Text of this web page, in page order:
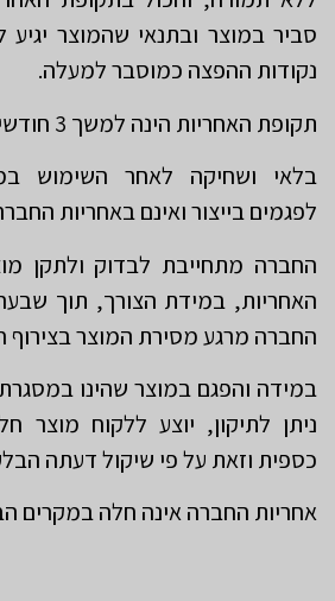
סביר במוצר ובתנאי שהמוצר
נקודות ההפצה כמוסבר למעלה.
תקופת האחריות הינה למשך 3 חודשים מזמן הרכישה.
בלאי ושחיקה לאחר השימוש
לפגמים בייצור ואינם באחריות
החברה מתחייבת לבדוק ולתקן
האחריות, במידת הצורך, תוך
החברה מרגע מסירת המוצר בצירוף
במידה והפגם במוצר שהינו
ניתן לתיקון, יוצע ללקוח מוצר
כספית וזאת על פי שיקול דעתה
אחריות החברה אינה חלה במקרים